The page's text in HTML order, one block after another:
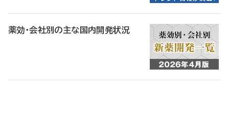
薬効・会社別の主な国内開発状況